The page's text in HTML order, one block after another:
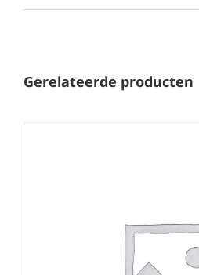
Gerelateerde producten